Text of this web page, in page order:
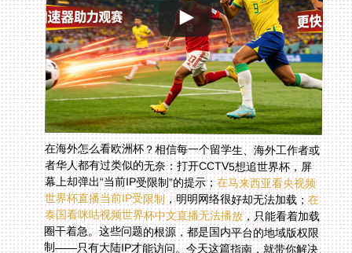
在海外怎么看欧洲杯？相信每一个留学生、海外工作者或
者华人都有过类似的无奈：打开CCTV5想追世界杯，屏
幕上却弹出“当前IP受限制”的提示；在马来西亚看央视频
世界杯直播当前IP受限制，明明网络很好却无法加载；在
泰国看咪咕视频世界杯中文直播无法播放，只能看着加载
圈干着急。这些问题的根源，都是国内平台的地域版权限
制——只有大陆IP才能访问。今天这篇指南，就带你解决
这些痛点，教你用靠谱的回国加速器，轻松观看NBA、足